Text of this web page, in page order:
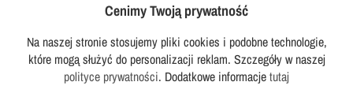
Sprawdź wszystkie w tej kategorii...
Często wybierane do tego produktu:
Cenimy Twoją prywatność
Na naszej stronie stosujemy pliki cookies i podobne technologie,
które mogą służyć do personalizacji reklam. Szczegóły w naszej
polityce prywatności. Dodatkowe informacjetutaj